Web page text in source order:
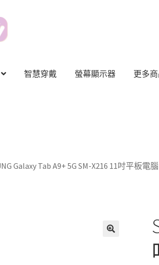
智慧穿戴 螢幕顯示器 更多
Galaxy Tab A9+ 5G SM-X216 11吋平板電